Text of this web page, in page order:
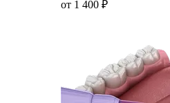
от 1 400 ₽